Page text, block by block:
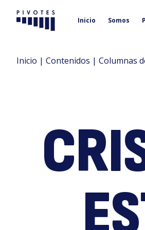
Pivotes Inicio Somos
Inicio | Contenidos | Columnas